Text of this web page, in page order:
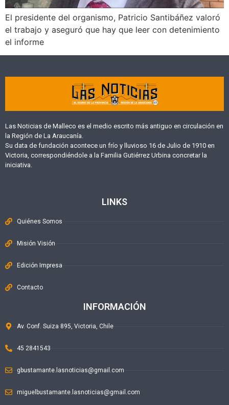
El presidente del organismo, Patricio Santibáñez valoró
el trabajo y aseguró que hay que leer con detenimiento
el informe
Las Noticias de Malleco es el medio escrito más antiguo en circulación en
la Región de La Araucanía.
Su data de fundación acontece un frío y lluvioso 16 de Julio de 1910 en
Victoria, correspondiéndole a la Familia Gutiérrez Urbina concretar la
iniciativa.
LINKS
Quiénes Somos
Misión Visión
Edición Impresa
Contacto
INFORMACIÓN
Av. Conf. Suiza 895, Victoria, Chile
45 2841543
gbustamante.lasnoticias@gmail.com
miguelbustamante.lasnoticias@gmail.com